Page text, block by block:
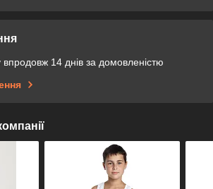
14 днів за домовленістю